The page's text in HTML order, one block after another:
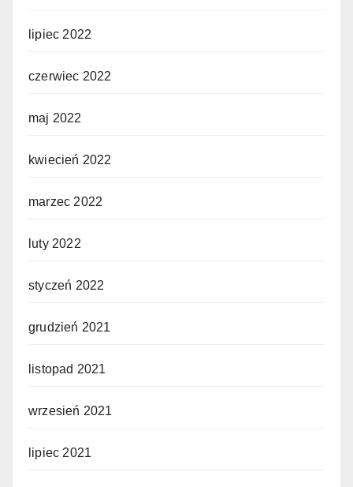
lipiec 2022
czerwiec 2022
maj 2022
kwiecień 2022
marzec 2022
luty 2022
styczeń 2022
grudzień 2021
listopad 2021
wrzesień 2021
lipiec 2021